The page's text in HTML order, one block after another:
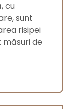
cu
sunt
risipei
măsuri de